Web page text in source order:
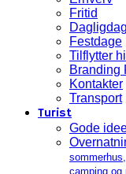
Fritid
Festdage
Tilflytter
Branding
Kontakter
Transport
Turist
Gode
camping og